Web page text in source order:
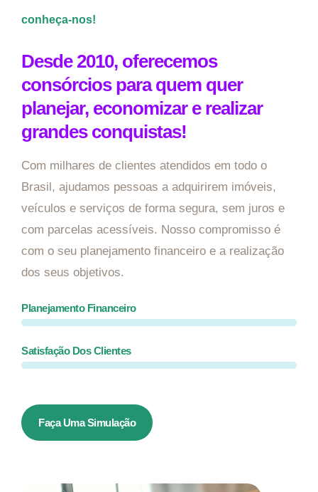
conheça-nos!
Desde 2010, oferecemos
consórcios para quem quer
planejar, economizar e realizar
grandes conquistas!
Com milhares de clientes atendidos em todo o
Brasil, ajudamos pessoas a adquirirem imóveis,
veículos e serviços de forma segura, sem juros e
com parcelas acessíveis. Nosso compromisso é
com o seu planejamento financeiro e a realização
dos seus objetivos.
Planejamento Financeiro
Satisfação Dos Clientes
Faça Uma Simulação